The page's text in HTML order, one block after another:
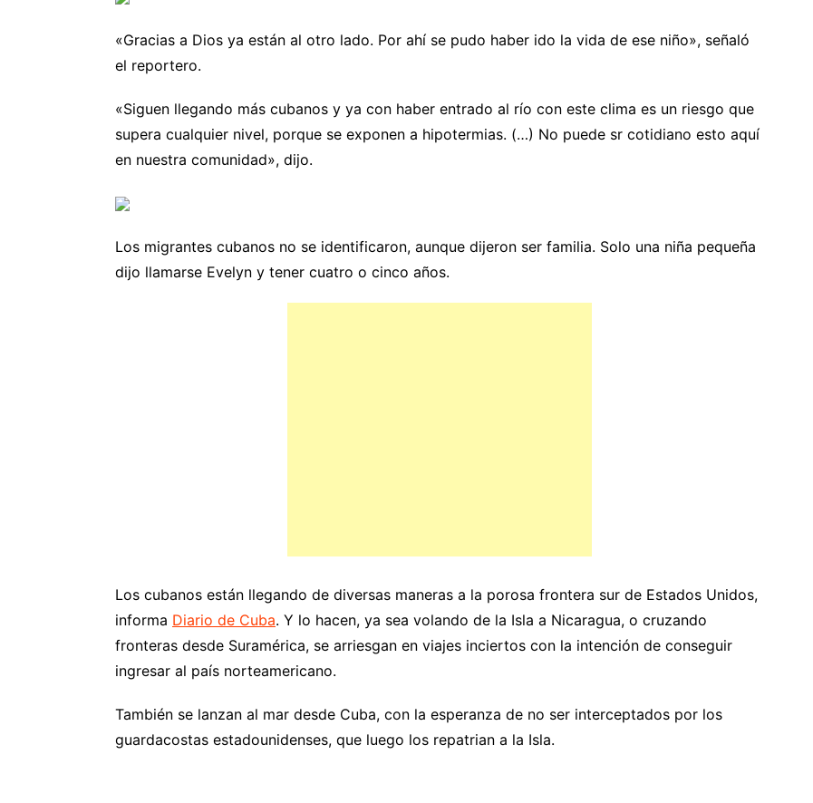
«Gracias a Dios ya están al otro lado. Por ahí se pudo haber ido la vida de ese niño», señaló
el reportero.
«Siguen llegando más cubanos y ya con haber entrado al río con este clima es un riesgo que
supera cualquier nivel, porque se exponen a hipotermias. (…) No puede sr cotidiano esto aquí
en nuestra comunidad», dijo.
Los migrantes cubanos no se identificaron, aunque dijeron ser familia. Solo una niña pequeña
dijo llamarse Evelyn y tener cuatro o cinco años.
Los cubanos están llegando de diversas maneras a la porosa frontera sur de Estados Unidos,
informa Diario de Cuba. Y lo hacen, ya sea volando de la Isla a Nicaragua, o cruzando
fronteras desde Suramérica, se arriesgan en viajes inciertos con la intención de conseguir
ingresar al país norteamericano.
También se lanzan al mar desde Cuba, con la esperanza de no ser interceptados por los
guardacostas estadounidenses, que luego los repatrian a la Isla.